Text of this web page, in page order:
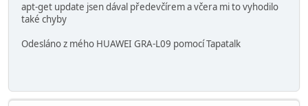
apt-get update jsen dával předevčírem a včera mi to vyhodilo
také chyby
Odesláno z mého HUAWEI GRA-L09 pomocí Tapatalk